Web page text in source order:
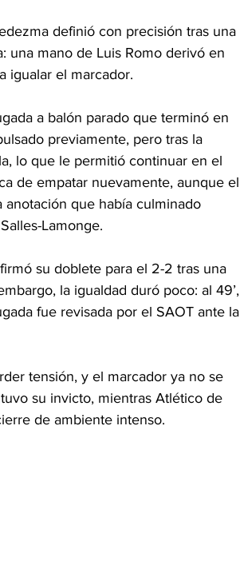
definió con precisión tras una
una mano de Luis Romo derivó en
igualar el marcador.
a balón parado que terminó en
previamente, pero tras la
lo que le permitió continuar en el
de empatar nuevamente, aunque el
que había culminado
Lamonge.
su doblete para el 2-2 tras una
la igualdad duró poco: al 49’,
fue revisada por el SAOT ante la
tensión, y el marcador ya no se
su invicto, mientras Atlético de
de ambiente intenso.